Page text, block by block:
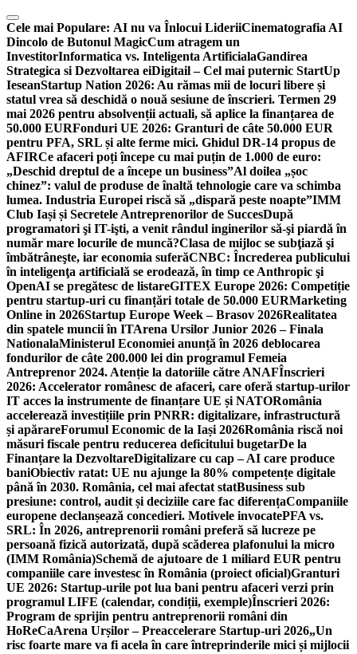
Skip
to
content
Cele mai Populare: AI nu va Înlocui LideriiCinematografia AI
Dincolo de Butonul MagicCum atragem un
InvestitorInformatica vs. Inteligenta ArtificialaGandirea
Strategica si Dezvoltarea eiDigitail – Cel mai puternic StartUp
IeseanStartup Nation 2026: Au rămas mii de locuri libere și
statul vrea să deschidă o nouă sesiune de înscrieri. Termen 29
mai 2026 pentru absolvenții actuali, să aplice la finanțarea de
50.000 EURFonduri UE 2026: Granturi de câte 50.000 EUR
pentru PFA, SRL și alte ferme mici. Ghidul DR-14 propus de
AFIRCe afaceri poți începe cu mai puțin de 1.000 de euro:
„Deschid dreptul de a începe un business”Al doilea „șoc
chinez”: valul de produse de înaltă tehnologie care va schimba
lumea. Industria Europei riscă să „dispară peste noapte”IMM
Club Iași și Secretele Antreprenorilor de SuccesDupă
programatori şi IT-işti, a venit rândul inginerilor să-şi piardă în
număr mare locurile de muncă?Clasa de mijloc se subţiază şi
îmbătrâneşte, iar economia suferăCNBC: Încrederea publicului
în inteligenţa artificială se erodează, în timp ce Anthropic şi
OpenAI se pregătesc de listareGITEX Europe 2026: Competiție
pentru startup-uri cu finanțări totale de 50.000 EURMarketing
Online in 2026Startup Europe Week – Brasov 2026Realitatea
din spatele muncii în ITArena Ursilor Junior 2026 – Finala
NationalaMinisterul Economiei anunță în 2026 deblocarea
fondurilor de câte 200.000 lei din programul Femeia
Antreprenor 2024. Atenție la datoriile către ANAFÎnscrieri
2026: Accelerator românesc de afaceri, care oferă startup-urilor
IT acces la instrumente de finanțare UE și NATORomânia
accelerează investițiile prin PNRR: digitalizare, infrastructură
și apărareForumul Economic de la Iași 2026România riscă noi
măsuri fiscale pentru reducerea deficitului bugetarDe la
Finanțare la DezvoltareDigitalizare cu cap – AI care produce
baniObiectiv ratat: UE nu ajunge la 80% competențe digitale
până în 2030. România, cel mai afectat statBusiness sub
presiune: control, audit și deciziile care fac diferențaCompaniile
europene declanșează concedieri. Motivele invocatePFA vs.
SRL: În 2026, antreprenorii români preferă să lucreze pe
persoană fizică autorizată, după scăderea plafonului la micro
(IMM România)Schemă de ajutoare de 1 miliard EUR pentru
companiile care investesc în România (proiect oficial)Granturi
UE 2026: Startup-urile pot lua bani pentru afaceri verzi prin
programul LIFE (calendar, condiții, exemple)Înscrieri 2026:
Program de sprijin pentru antreprenorii români din
HoReCaArena Urșilor – Preaccelerare Startup-uri 2026„Un
risc foarte mare va fi acela în care întreprinderile mici și mijlocii